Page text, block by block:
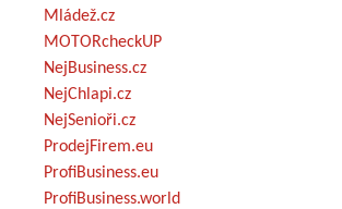
Mládež.cz
MOTORcheckUP
NejBusiness.cz
NejChlapi.cz
NejSenioři.cz
ProdejFirem.eu
ProfiBusiness.eu
ProfiBusiness.world